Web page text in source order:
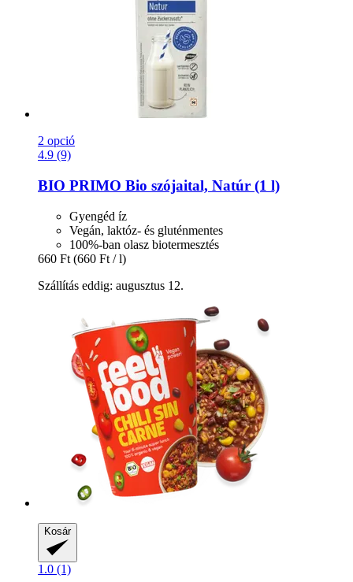
2 opció
4.9 (9)
BIO PRIMO Bio szójaital, Natúr (1 l)
Gyengéd íz
Vegán, laktóz- és gluténmentes
100%-ban olasz biotermesztés
660 Ft (660 Ft / l)
Szállítás eddig: augusztus 12.
Kosár
1.0 (1)